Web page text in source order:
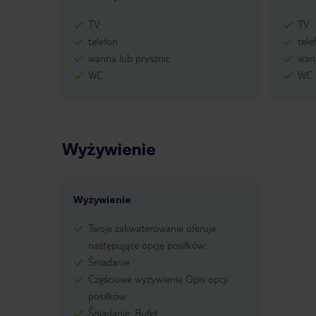
TV
telefon
wanna lub prysznic
WC
TV
WC
Wyżywienie
Wyżywienie
Twoje zakwaterowanie oferuje
następujące opcje posiłków:
Śniadanie
Częściowe wyżywienie Opis opcji
posiłków:
Śniadanie: Bufet